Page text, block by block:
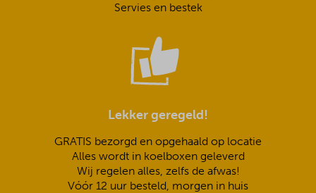
Servies en bestek
Lekker geregeld!
GRATIS bezorgd en opgehaald op locatie
Alles wordt in koelboxen geleverd
Wij regelen alles, zelfs de afwas!
Vóór 12 uur besteld, morgen in huis